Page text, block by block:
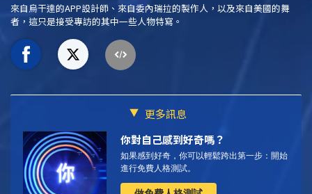
來自烏干達的APP設計師、來自委內瑞拉的製作人，以及來自美國的舞
者，這只是接受專訪的其中一些人物特寫。
更多訊息
你對自己感到好奇嗎？
如果感到好奇，你可以輕鬆跨出第一步：開始
進行免費人格測試。